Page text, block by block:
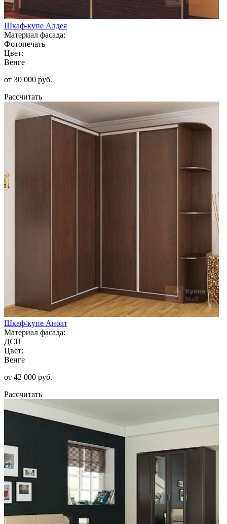
Шкаф-купе Алдея
Материал фасада:
Фотопечать
Цвет:
Венге
от 30 000 руб.
Рассчитать
Шкаф-купе Аноат
Материал фасада:
ДСП
Цвет:
Венге
от 42 000 руб.
Рассчитать